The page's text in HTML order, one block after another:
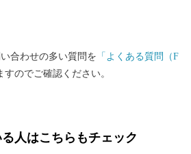
合わせの多い質問を 「よくある質問（F
のでご確認ください。
人はこちらもチェック